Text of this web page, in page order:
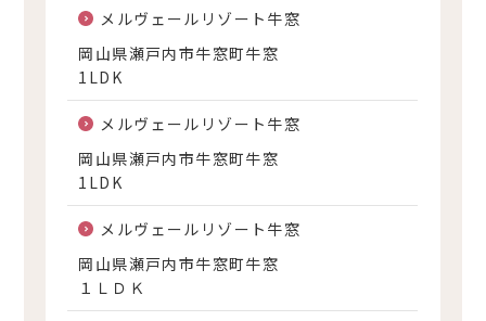
メルヴェールリゾート牛窓
岡山県瀬戸内市牛窓町牛窓
1LDK
メルヴェールリゾート牛窓
岡山県瀬戸内市牛窓町牛窓
1LDK
メルヴェールリゾート牛窓
岡山県瀬戸内市牛窓町牛窓
１ＬＤＫ